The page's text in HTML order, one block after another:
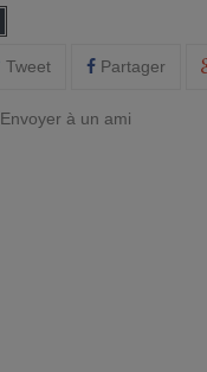
Tweet Partager
Envoyer à un ami